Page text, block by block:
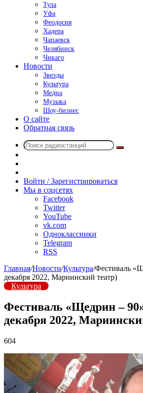
Тула
Уфа
Феодосия
Хадера
Чапаевск
Челябинск
Чикаго
Новости
Звезды
Культура
Медиа
Музыка
Шоу-бизнес
О сайте
Обратная связь
Поиск
радио
Войти / Зарегистрироваться
Мы в соцсетях
Facebook
Twitter
YouTube
vk.com
Одноклассники
Telegram
RSS
Главная/Новости/Культура/Фестиваль
декабря 2022, Мариинский театр)
Культура
Фестиваль «Щедрин –
декабря 2022,
604